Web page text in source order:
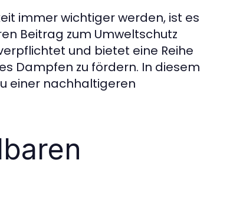
immer wichtiger werden, ist es
Beitrag zum Umweltschutz
und bietet eine Reihe
Dampfen zu fördern. In diesem
einer nachhaltigeren